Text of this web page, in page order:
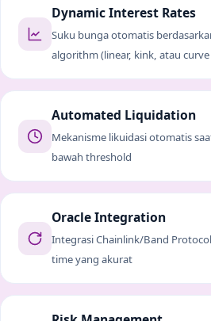
Dynamic Interest Rates
Suku bunga otomatis
algorithm (linear, kink, atau
Automated Liquidation
Mekanisme likuidasi otomatis
bawah threshold
Oracle Integration
Integrasi Chainlink/Band
time yang akurat